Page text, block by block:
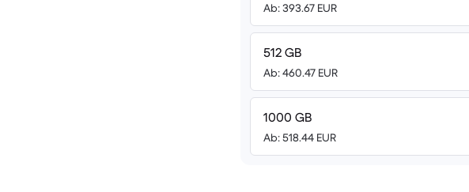
Ab: 393.67 EUR
512 GB
Ab: 460.47 EUR
1000 GB
Ab: 518.44 EUR